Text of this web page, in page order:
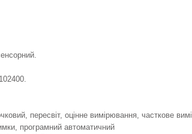
пересвіт, оцінне вимірювання, часткове
програмний автоматичний